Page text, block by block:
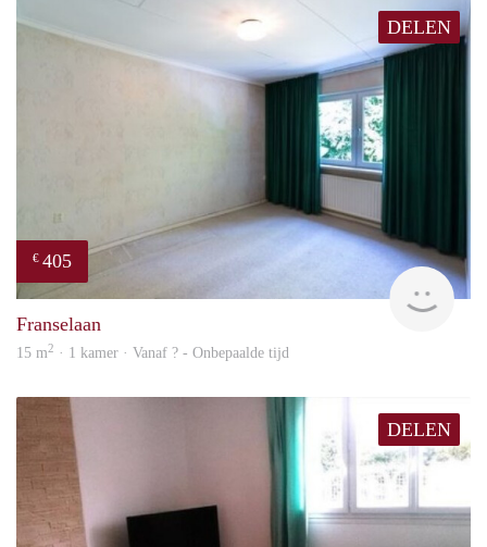
DELEN
€ 405
Franselaan
15 m2 · 1 kamer · Vanaf ? - Onbepaalde tijd
DELEN